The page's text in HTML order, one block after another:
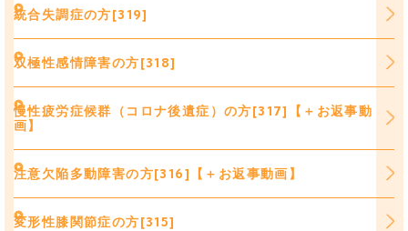
統合失調症の方[319]
双極性感情障害の方[318]
慢性疲労症候群（コロナ後遺症）の方[317]【＋お返事動
画】
注意欠陥多動障害の方[316]【＋お返事動画】
変形性膝関節症の方[315]